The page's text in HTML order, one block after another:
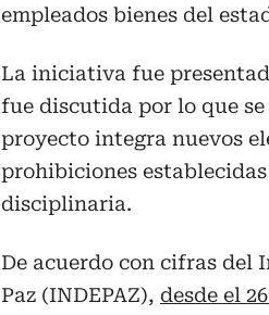
empleados bienes del
La iniciativa fue
fue discutida por lo que
proyecto integra nuevos
prohibiciones
disciplinaria.
De acuerdo con cifras del
Paz (INDEPAZ), desde el